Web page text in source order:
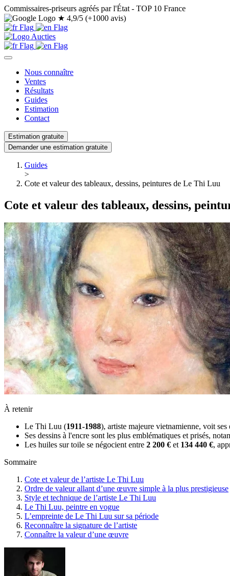
Commissaires-priseurs agréés par l'État - TOP 10 France
★ 4,9/5 (+1000 avis)
Nous connaître
Ventes
Résultats
Guides
Estimation
Contact
Estimation gratuite
Demander une estimation gratuite
Guides
>
Cote et valeur des tableaux, dessins, peintures de Le Thi Luu
Cote et valeur des tableaux, dessins,
À retenir
Le Thi Luu (1911-1988), artiste majeure vietnamienne, voit
Ses dessins à l'encre sont les plus emblématiques et prisés,
Les huiles sur toile se négocient entre 2 200 € et 134 440 €,
Sommaire
Cote et valeur de l’artiste Le Thi Luu
Ordre de valeur allant d’une œuvre simple à la plus prestigieuse
Style et technique de l’artiste Le Thi Luu
Le Thi Luu, peintre en vogue
L’empreinte de Le Thi Luu sur sa période
Reconnaître la signature de l’artiste
Connaître la valeur d’une œuvre